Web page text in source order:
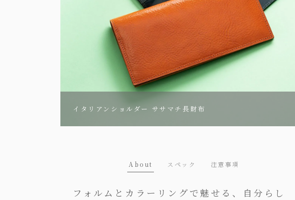
イタリアンショルダー ササマチ長財布
About スペック 注意事項
フォルムとカラーリングで魅せる、自分らし